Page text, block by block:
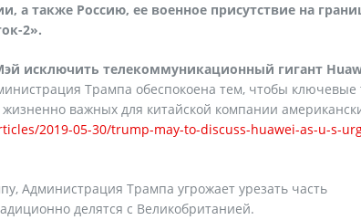
а также Россию, ее военное присутствие на
2».
исключить телекоммуникационный гигант
Трампа обеспокоена тем, чтобы ключевые
важных для китайской компании
2019-05-30/trump-may-to-discuss-huawei-as-u-s-
Администрация Трампа угрожает урезать часть
делятся с Великобританией.